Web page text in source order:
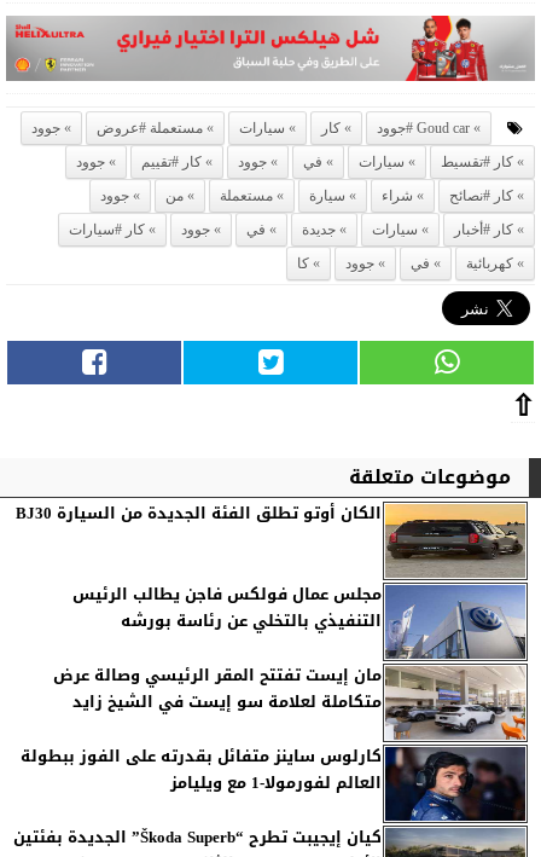
Goud car #جوود كار سيارات مستعملة #عروض
جوود
كار #تقسيط
سيارات في جوود كار #تقييم
جوود
كار #نصائح
شراء سيارة مستعملة من
جوود
كار #أخبار
سيارات جديدة في جوود
كار #سيارات
كهربائية
في جوود كا
⇧
موضوعات متعلقة
الكان أوتو تطلق الفئة الجديدة من السيارة BJ30
مجلس عمال فولكس فاجن يطالب الرئيس
التنفيذي بالتخلي عن رئاسة بورشه
مان إيست تفتتح المقر الرئيسي وصالة عرض
متكاملة لعلامة سو إيست في الشيخ زايد
كارلوس ساينز متفائل بقدرته على الفوز ببطولة
العالم لفورمولا-1 مع ويليامز
كيان إيجيبت تطرح “Škoda Superb” الجديدة بفئتين